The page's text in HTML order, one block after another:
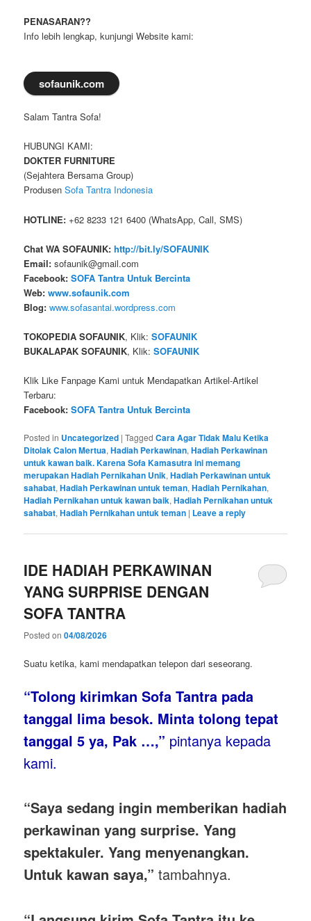
PENASARAN??
Info lebih lengkap, kunjungi Website kami:
sofaunik.com
Salam Tantra Sofa!
HUBUNGI KAMI:
DOKTER FURNITURE
(Sejahtera Bersama Group)
ProdusenSofa Tantra Indonesia
HOTLINE: +62 8233 121 6400 (WhatsApp, Call, SMS)
Chat WA SOFAUNIK: http://bit.ly/SOFAUNIK
Email: sofaunik@gmail.com
Facebook:SOFA Tantra Untuk Bercinta
Web: www.sofaunik.com
Blog: www.sofasantai.wordpress.com
TOKOPEDIA SOFAUNIK, Klik:SOFAUNIK
BUKALAPAK SOFAUNIK, Klik:SOFAUNIK
Klik Like Fanpage Kami untuk Mendapatkan Artikel-Artikel
Terbaru:
Facebook:SOFA Tantra Untuk Bercinta
Posted in Uncategorized |Tagged Cara Agar Tidak Malu Ketika
Ditolak Calon Mertua,Hadiah Perkawinan,Hadiah Perkawinan
untuk kawan baik. Karena Sofa Kamasutra ini memang
merupakan Hadiah Pernikahan Unik,Hadiah Perkawinan untuk
sahabat,Hadiah Perkawinan untuk teman,Hadiah Pernikahan,
Hadiah Pernikahan untuk kawan baik,Hadiah Pernikahan untuk
sahabat,Hadiah Pernikahan untuk teman | Leave a reply
IDE HADIAH PERKAWINAN
YANG SURPRISE DENGAN
SOFA TANTRA
Posted on04/08/2026
Suatu ketika, kami mendapatkan telepon dari seseorang.
“Tolong kirimkan Sofa Tantra pada
tanggal lima besok. Minta tolong tepat
tanggal 5 ya, Pak …,” pintanya kepada
kami.
“Saya sedang ingin memberikan hadiah
perkawinan yang surprise. Yang
spektakuler. Yang menyenangkan.
Untuk kawan saya,” tambahnya.